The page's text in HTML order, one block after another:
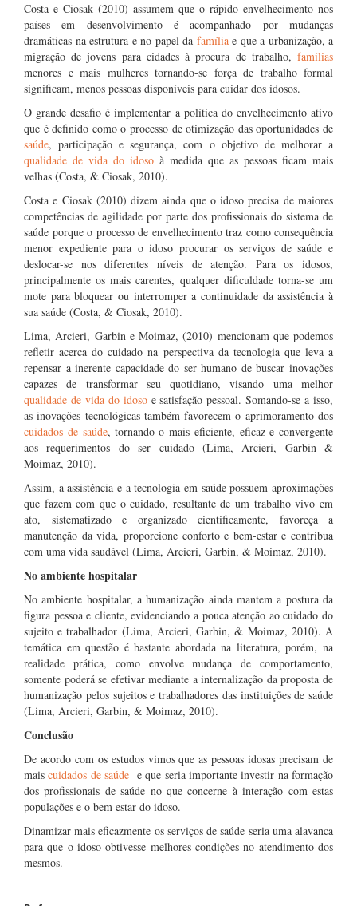
Costa e Ciosak (2010) assumem que o rápido envelhecimento nos
países em desenvolvimento é acompanhado por mudanças
dramáticas na estrutura e no papel da famíliae que a urbanização, a
migração de jovens para cidades à procura de trabalho, famílias
menores e mais mulheres tornando-se força de trabalho formal
significam, menos pessoas disponíveis para cuidar dos idosos.
O grande desafio é implementar a política do envelhecimento ativo
que é definido como o processo de otimização das oportunidades de
saúde, participação e segurança, com o objetivo de melhorar a
qualidade de vida do idoso à medida que as pessoas ficam mais
velhas (Costa, & Ciosak, 2010).
Costa e Ciosak (2010) dizem ainda que o idoso precisa de maiores
competências de agilidade por parte dos profissionais do sistema de
saúde porque o processo de envelhecimento traz como consequência
menor expediente para o idoso procurar os serviços de saúde e
deslocar-se nos diferentes níveis de atenção. Para os idosos,
principalmente os mais carentes, qualquer dificuldade torna-se um
mote para bloquear ou interromper a continuidade da assistência à
sua saúde (Costa, & Ciosak, 2010).
Lima, Arcieri, Garbin e Moimaz, (2010) mencionam que podemos
refletir acerca do cuidado na perspectiva da tecnologia que leva a
repensar a inerente capacidade do ser humano de buscar inovações
capazes de transformar seu quotidiano, visando uma melhor
qualidade de vida do idosoe satisfação pessoal. Somando-se a isso,
as inovações tecnológicas também favorecem o aprimoramento dos
cuidados de saúde, tornando-o mais eficiente, eficaz e convergente
aos requerimentos do ser cuidado (Lima, Arcieri, Garbin &
Moimaz, 2010).
Assim, a assistência e a tecnolo­gia em saúde ­possuem aproximações
que fazem com que o cuidado, resultante de um trabalho vivo em
ato, sistematizado e organizado cientificamente, favoreça a
manutenção da vida, proporcione conforto e bem-estar e contribua
com uma vida saudável (Lima, Arcieri, Ga­rbin, & Moimaz, 2010).
No ambiente hospitalar
No ambiente hospitalar, a humanização ainda mantem a postura da
figura pessoa e cliente, evidenciando a pouca atenção ao cuidado do
sujeito e trabalhador (Lima, Arcieri, Garbin, & Moimaz, 2010). A
temática em questão é bastante abordada na literatura, porém, na
realidade prática, como envolve mudança de comportamento,
somente poderá se efetivar mediante a internalização da proposta de
humanização pelos sujeitos e trabalhadores das instituições de saúde
(Lima, Arcieri, Garbin, & Moimaz, 2010).
Conclusão
De acordo com os estudos vimos que as pessoas idosas precisam de
maiscuidados de saúde e que seria importante investir na formação
dos profissionais de saúde no que concerne à interação com estas
populações e o bem estar do idoso.
Dinamizar mais eficazmente os serviços de saúde seria uma alavanca
para que o idoso obtivesse melhores condições no atendimento dos
mesmos.